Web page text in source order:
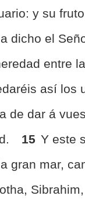
y su
dicho el
entre
así los
de dar á
15 Y este
gran mar,